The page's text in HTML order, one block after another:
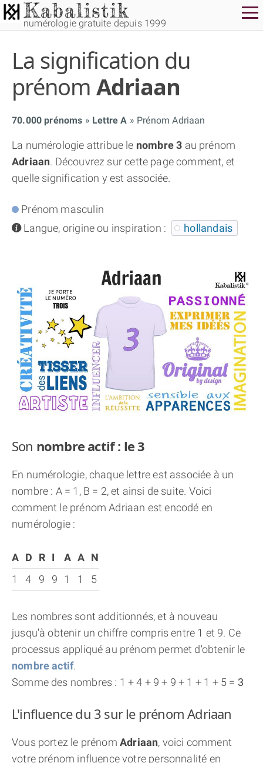
numérologie gratuite depuis 1999
La signification du
prénom Adriaan
70.000 prénoms Lettre A Prénom Adriaan
La numérologie attribue le nombre 3 au prénom
Adriaan. Découvrez sur cette page comment, et
quelle signification y est associée.
Prénom masculin
infoLangue, origine ou inspiration : hollandais
Son nombre actif : le 3
En numérologie, chaque lettre est associée à un
nombre : A = 1, B = 2, et ainsi de suite. Voici
comment le prénom Adriaan est encodé en
numérologie :
A D R I A A N
1
4 9 9 1 1 5
Les nombres sont additionnés, et à nouveau
jusqu'à obtenir un chiffre compris entre 1 et 9. Ce
processus appliqué au prénom permet d'obtenir le
nombre actif.
Somme des nombres : 1 + 4 + 9 + 9 + 1 + 1 + 5 = 3
L'influence du 3 sur le prénom Adriaan
Vous portez le prénom Adriaan, voici comment
votre prénom influence votre personnalité en
THÈME GRATUIT
THÈME NUMÉROLOGIQUE APPROFONDI
THÈME TEMPOREL
NUMÉROSCOPE
THÈME « DOUBLE JE »
APPRENDRE LA NUMÉROLOGIE
EXPLORER LA NUMÉROLOGIE
70.000 PRÉNOMS